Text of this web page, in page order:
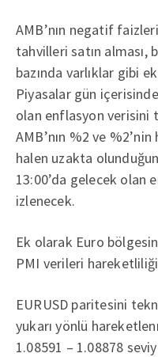
AMB’nın negatif
tahvilleri satın alması,
bazında varlıklar gibi
Piyasalar gün
olan enflasyon verisini
AMB’nın %2 ve
halen uzakta
13:00’da gelecek olan
izlenecek.
Ek olarak Euro
PMI verileri
EURUSD paritesini
yukarı yönlü
1.08591 – 1.08878